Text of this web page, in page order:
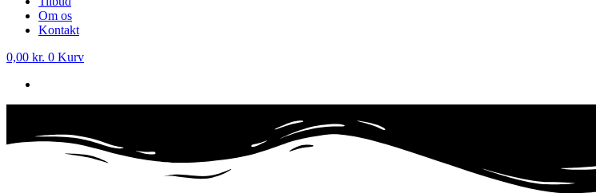
Om os
Kontakt
0,00 kr. 0 Kurv